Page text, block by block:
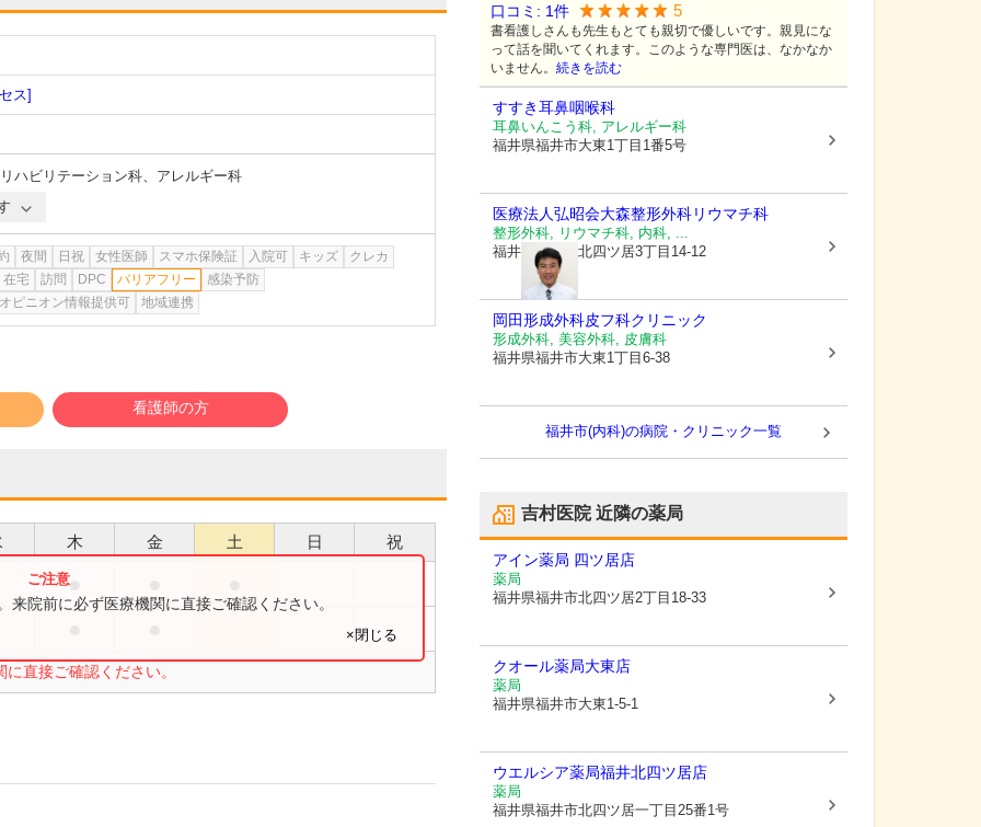
ス]
リハビリテーション科、 アレルギー科
夜間 日祝 女性医師 スマホ保険証 入院可 キッズ
クレカ
在宅 訪問 DPC バリアフリー
感染予防
ピニオン情報提供可 地域連携
看護師の方
木 金 土 日 祝
●
直接ご確認ください。
院前に必ず医療機関に直接ご確認ください。
×閉じる
口コミ: 1件 5
書看護しさんも先生もとても親切で優しいです。親見にな
って話を聞いてくれます。このような専門医は、なかなか
いません。 続きを読む
すすき耳鼻咽喉科
耳鼻いんこう科, アレルギー科
福井県福井市大東1丁目1番5号
医療法人弘昭会大森整形外科リウマチ科
整形外科, リウマチ科, 内科, ...
福井県福井市 北四ツ居3丁目14-12
岡田形成外科皮フ科クリニック
形成外科, 美容外科, 皮膚科
福井県福井市大東1丁目6-38
福井市(内科)の病院・クリニック一覧
吉村医院近隣の薬局
アイン薬局 四ツ居店
薬局
福井県福井市北四ツ居2丁目18-33
クオール薬局大東店
薬局
福井県福井市大東1-5-1
ウエルシア薬局福井北四ツ居店
薬局
福井県福井市北四ツ居一丁目25番1号